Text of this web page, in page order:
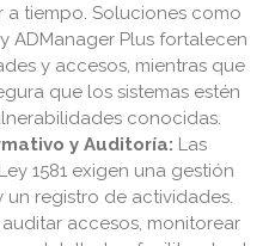
tiempo. Soluciones como
ADManager Plus fortalecen
y accesos, mientras que
que los sistemas estén
conocidas.
y Auditoría: Las
1581 exigen una gestión
un registro de actividades.
accesos, monitorear